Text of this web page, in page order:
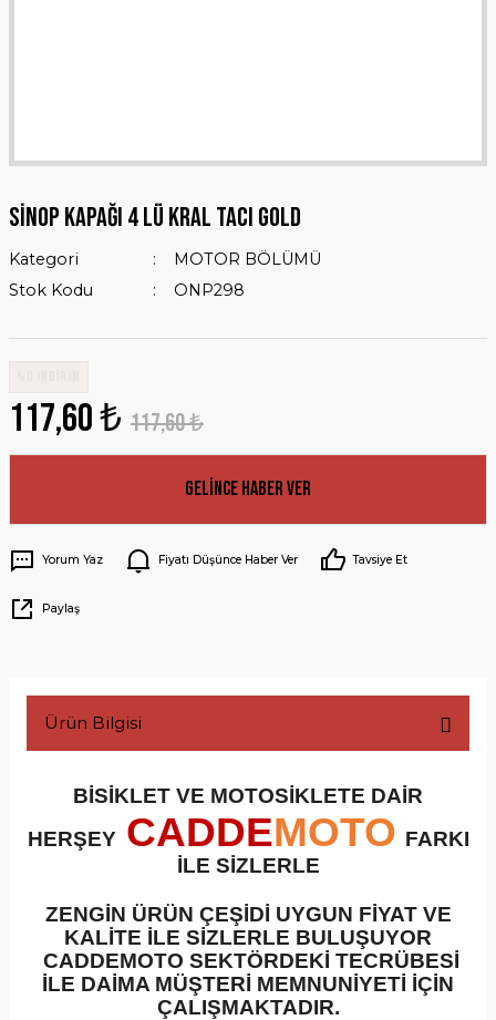
SİNOP KAPAĞI 4 LÜ KRAL TACI GOLD
Kategori
MOTOR BÖLÜMÜ
Stok Kodu
ONP298
117,60 ₺ 117,60 ₺
Gelince Haber Ver
Yorum Yaz Fiyatı Düşünce Haber Ver Tavsiye Et
Paylaş
Ürün Bilgisi
BİSİKLET VE MOTOSİKLETE DAİR
HERŞEY CADDEMOTO FARKI
İLE SİZLERLE
ZENGİN ÜRÜN ÇEŞİDİ UYGUN FİYAT VE
KALİTE İLE SİZLERLE BULUŞUYOR
CADDEMOTO SEKTÖRDEKİ TECRÜBESİ
İLE DAİMA MÜŞTERİ MEMNUNİYETİ İÇİN
ÇALIŞMAKTADIR.